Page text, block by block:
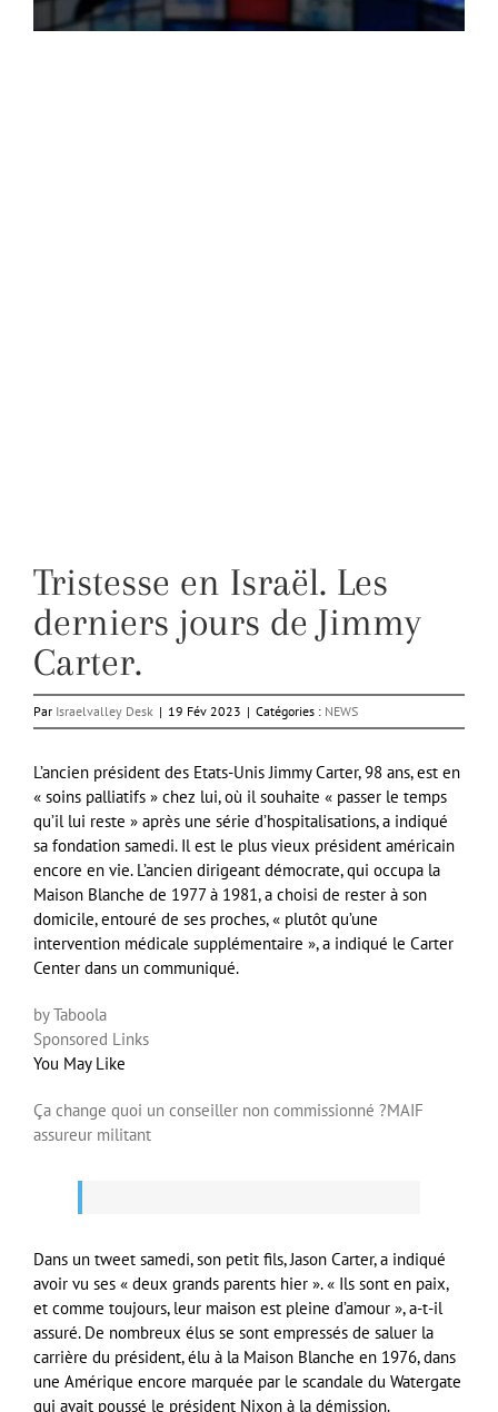
Tristesse en Israël. Les
derniers jours de Jimmy
Carter.
Par Israelvalley Desk | 19 Fév 2023 | Catégories : NEWS
L’ancien président des Etats-Unis Jimmy Carter, 98 ans, est en
« soins palliatifs » chez lui, où il souhaite « passer le temps
qu’il lui reste » après une série d’hospitalisations, a indiqué
sa fondation samedi. Il est le plus vieux président américain
encore en vie. L’ancien dirigeant démocrate, qui occupa la
Maison Blanche de 1977 à 1981, a choisi de rester à son
domicile, entouré de ses proches, « plutôt qu’une
intervention médicale supplémentaire », a indiqué le Carter
Center dans un communiqué.
by Taboola
Sponsored Links
You May Like
Ça change quoi un conseiller non commissionné ?MAIF
assureur militant
Dans un tweet samedi, son petit fils, Jason Carter, a indiqué
avoir vu ses « deux grands parents hier ». « Ils sont en paix,
et comme toujours, leur maison est pleine d’amour », a-t-il
assuré. De nombreux élus se sont empressés de saluer la
carrière du président, élu à la Maison Blanche en 1976, dans
une Amérique encore marquée par le scandale du Watergate
qui avait poussé le président Nixon à la démission.